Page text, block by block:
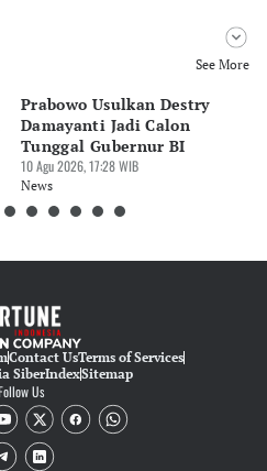
See More
Prabowo Usulkan Destry
Damayanti Jadi Calon
Tunggal Gubernur BI
10 Agu 2026, 17:28 WIB
News
Contact UsTerms of Services
SiberIndexSitemap
Us